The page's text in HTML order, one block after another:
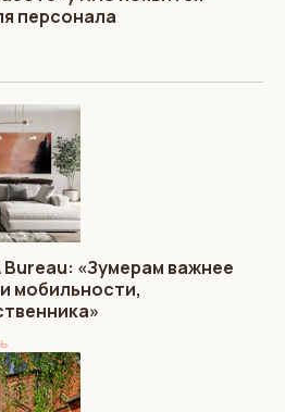
персонала
Bureau: «Зумерам важнее
мобильности,